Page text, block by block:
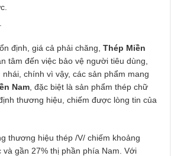
định, giá cả phải chăng, Thép Miền
tâm đến việc bảo vệ người tiêu dùng,
chính vì vậy, các sản phẩm mang
Nam , đặc biệt là sản phẩm thép chữ
thương hiệu, chiếm được lòng tin của
thương hiệu thép /V/ chiếm khoảng
và gần 27% thị phần phía Nam. Với